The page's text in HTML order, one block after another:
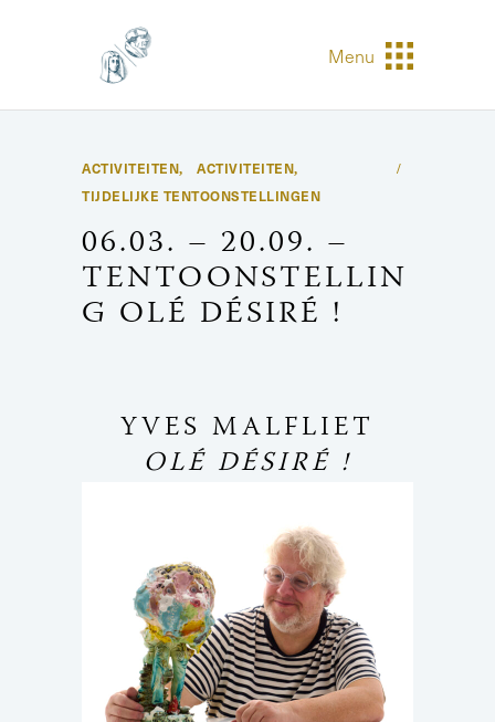
Menu
ACTIVITEITEN,ACTIVITEITEN,
TIJDELIJKE TENTOONSTELLINGEN
06.03. – 20.09. –
TENTOONSTELLIN
G OLÉ DÉSIRÉ !
YVES MALFLIET
OLÉ DÉSIRÉ !